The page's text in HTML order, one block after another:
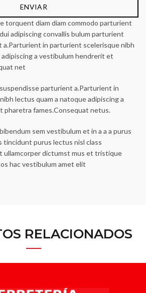
torquent diam diam commodo parturient
adipiscing convallis bulum parturient
a.Parturient in parturient scelerisque nibh
a vestibulum hendrerit et
net
parturient a.Parturient in
lectus quam a natoque adipiscing a
pharetra fames.Consequat netus.
sem vestibulum et in a a a purus
tincidunt purus lectus nisl class
ullamcorper dictumst mus et tristique
hac vestibulum amet elit
RELACIONADOS